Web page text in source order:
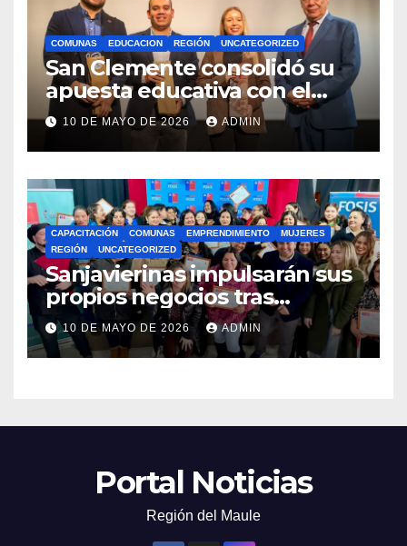
COMUNAS EDUCACION REGIÓN UNCATEGORIZED
San Clemente consolidó su
apuesta educativa con el
lanzamiento del
Preuniversitario Brotes 2026
10 DE MAYO DE 2026 ADMIN
CAPACITACIÓN COMUNAS EMPRENDIMIENTO
MUJERES
REGIÓN
UNCATEGORIZED
Sanjavierinas impulsarán sus
propios negocios tras
capacitarse junto al FOSIS
10 DE MAYO DE 2026 ADMIN
Portal Noticias
Región del Maule